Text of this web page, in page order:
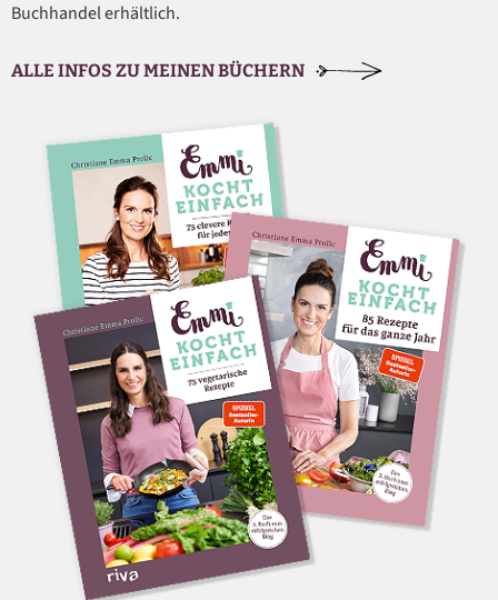
Buchhandel erhältlich.
ALLE INFOS ZU MEINEN BÜCHERN